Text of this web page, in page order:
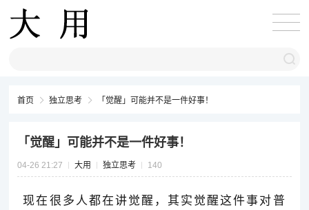
首页 独立思考 「觉醒」可能并不是一件好事！
「觉醒」可能并不是一件好事！
04-26 21:27 大用 独立思考 140
现在很多人都在讲觉醒，其实觉醒这件事对普